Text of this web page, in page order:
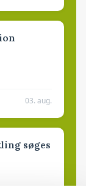
03. aug.
søges